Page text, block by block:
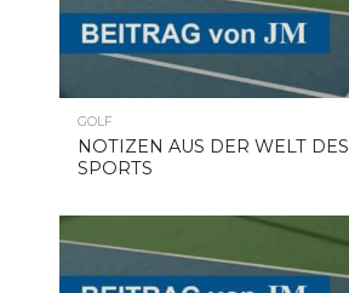
GOLF
NOTIZEN AUS DER WELT DES
SPORTS